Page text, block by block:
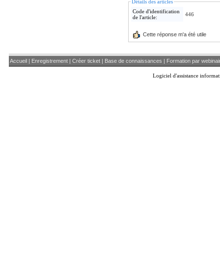
Détails des articles
Code d'identification
de l'article:
446
Cette réponse m'a été utile
Accueil | Enregistrement | Créer ticket | Base de connaissances | Formation par
Logiciel d'assistance